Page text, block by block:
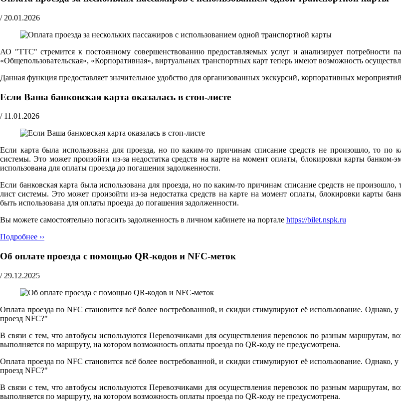
/ 20.01.2026
АО "ТТС" стремится к постоянному совершенствованию предоставляемых услуг и анализирует потребности
«Общепользовательская», «Корпоративная», виртуальных транспортных карт теперь имеют возможность
Данная функция предоставляет значительное удобство для организованных экскурсий, корпоративных
Если Ваша банковская карта оказалась в стоп-листе
/ 11.01.2026
Если карта была использована для проезда, но по каким-то причинам списание средств не произошло, то по
системы. Это может произойти из-за недостатка средств на карте на момент оплаты, блокировки карты
использована для оплаты проезда до погашения задолженности.
Если банковская карта была использована для проезда, но по каким-то причинам списание средств не произошло,
лист системы. Это может произойти из-за недостатка средств на карте на момент оплаты, блокировки карты
быть использована для оплаты проезда до погашения задолженности.
Вы можете самостоятельно погасить задолженность в личном кабинете на портале https://bilet.nspk.ru
Подробнее ››
Об оплате проезда с помощью QR-кодов и NFC-меток
/ 29.12.2025
Оплата проезда по NFC становится всё более востребованной, и скидки стимулируют её использование. Однако,
проезд NFC?"
В связи с тем, что автобусы используются Перевозчиками для осуществления перевозок по разным маршрутам,
выполняется по маршруту, на котором возможность оплаты проезда по QR-коду не предусмотрена.
Оплата проезда по NFC становится всё более востребованной, и скидки стимулируют её использование. Однако,
проезд NFC?"
В связи с тем, что автобусы используются Перевозчиками для осуществления перевозок по разным маршрутам,
выполняется по маршруту, на котором возможность оплаты проезда по QR-коду не предусмотрена.